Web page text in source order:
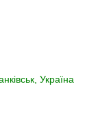
Україна